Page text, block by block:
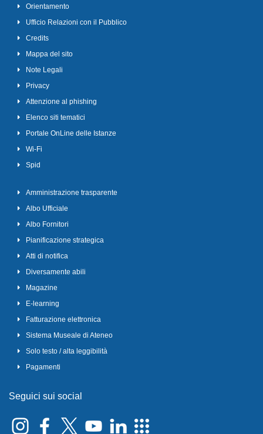
Orientamento
Ufficio Relazioni con il Pubblico
Credits
Mappa del sito
Note Legali
Privacy
Attenzione al phishing
Elenco siti tematici
Portale OnLine delle Istanze
Wi-Fi
Spid
Amministrazione trasparente
Albo Ufficiale
Albo Fornitori
Pianificazione strategica
Atti di notifica
Diversamente abili
Magazine
E-learning
Fatturazione elettronica
Sistema Museale di Ateneo
Solo testo / alta leggibilità
Pagamenti
Seguici sui social